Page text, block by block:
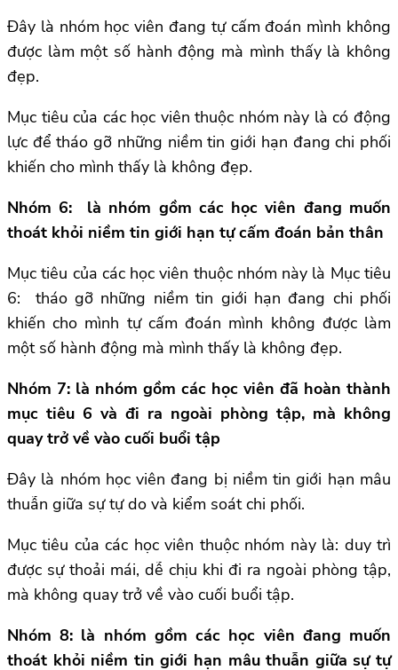
Đây là nhóm học viên đang tự cấm đoán mình không
được làm một số hành động mà mình thấy là không
đẹp.
Mục tiêu của các học viên thuộc nhóm này là có động
lực để tháo gỡ những niềm tin giới hạn đang chi phối
khiến cho mình thấy là không đẹp.
Nhóm 6: là nhóm gồm các học viên đang muốn
thoát khỏi niềm tin giới hạn tự cấm đoán bản thân
Mục tiêu của các học viên thuộc nhóm này là Mục tiêu
6: tháo gỡ những niềm tin giới hạn đang chi phối
khiến cho mình tự cấm đoán mình không được làm
một số hành động mà mình thấy là không đẹp.
Nhóm 7: là nhóm gồm các học viên đã hoàn thành
mục tiêu 6 và đi ra ngoài phòng tập, mà không
quay trở về vào cuối buổi tập
Đây là nhóm học viên đang bị niềm tin giới hạn mâu
thuẫn giữa sự tự do và kiểm soát chi phối.
Mục tiêu của các học viên thuộc nhóm này là: duy trì
được sự thoải mái, dễ chịu khi đi ra ngoài phòng tập,
mà không quay trở về vào cuối buổi tập.
Nhóm 8: là nhóm gồm các học viên đang muốn
thoát khỏi niềm tin giới hạn mâu thuẫn giữa sự tự